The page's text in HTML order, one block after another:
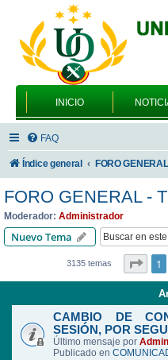
INICIO
FAQ
Índice general
FORO GENERAL -
Moderador: Administrador
Nuevo Tema
3135 temas 1
CAMBIO DE
SESIÓN, POR
Último mensaje por
Publicado en